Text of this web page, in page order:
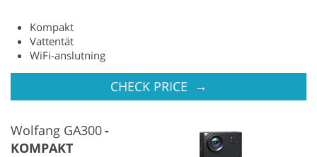
Kompakt
Vattentät
WiFi-anslutning
CHECK PRICE →
Wolfang GA300
KOMPAKT